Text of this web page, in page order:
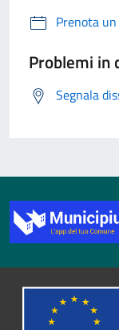
Prenota
Problemi in
Segnala